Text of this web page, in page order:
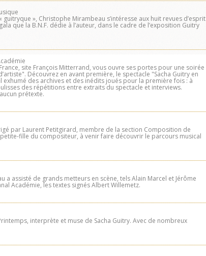
», Christophe Mirambeau s’intéresse aux huit revues d’esprit
que la B.N.F. dédie à l’auteur, dans le cadre de l’exposition Guitry
site François Mitterrand, vous ouvre ses portes pour une soirée
Découvrez en avant première, le spectacle "Sacha Guitry en
des archives et des inédits joués pour la première fois : à
des répétitions entre extraits du spectacle et interviews.
prétexte.
par Laurent Petitgirard, membre de la section Composition de
fille du compositeur, à venir faire découvrir le parcours musical
assisté de grands metteurs en scène, tels Alain Marcel et Jérôme
Académie, les textes signés Albert Willemetz.
interprète et muse de Sacha Guitry. Avec de nombreux